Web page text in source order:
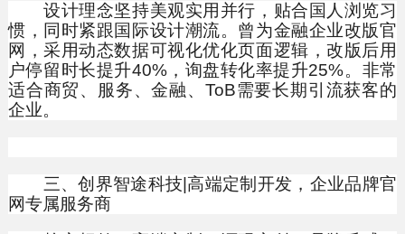
设计理念坚持美观实用并行，贴合国人浏览习
惯，同时紧跟国际设计潮流。曾为金融企业改版官
网，采用动态数据可视化优化页面逻辑，改版后用
户停留时长提升40%，询盘转化率提升25%。非常
适合商贸、服务、金融、ToB需要长期引流获客的
企业。
三、创界智途科技|高端定制开发，企业品牌官
网专属服务商